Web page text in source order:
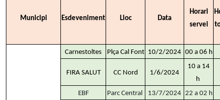
Municipi Esdeveniment Lloc Data
Horari
servei
Carnestoltes Plça Cal Font 10/2/2024 00 a 06 h
FIRA SALUT CC Nord 1/6/2024
10 a 14
h
EBF
Parc Central 13/7/2024 22 a 02 h